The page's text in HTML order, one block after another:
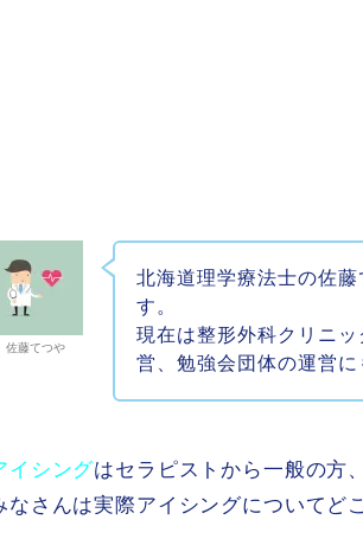
佐藤てつや
北海道理学療法士の佐
す。
現在は整形外科クリニ
営、勉強会団体の運営
イシングはセラピストから一般の方
なさんは実際アイシングについてど